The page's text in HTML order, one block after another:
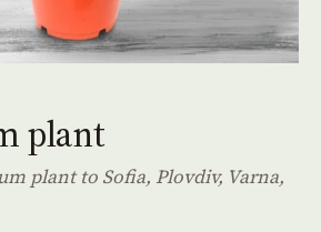
plant
plant to Sofia, Plovdiv, Varna,